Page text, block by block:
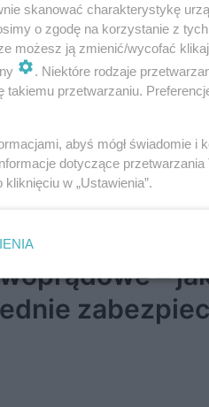
‒ jak
nadprądowe i
–
skanować charakterystykę
o zgodę na korzystanie z
możesz ją zmienić/wycofać
. Niektóre rodzaje
przetwarzaniu.
abyś mógł świadomie
dotyczące
kliknięciu w „Ustawienia”.